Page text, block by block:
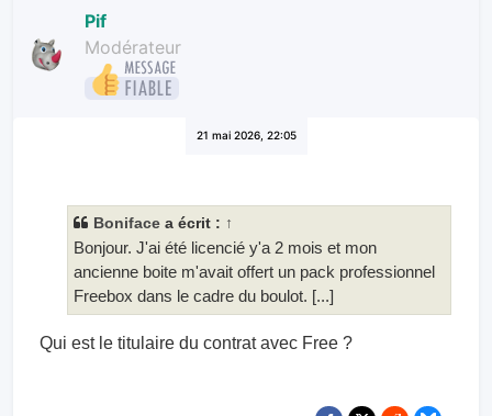
Pif
Modérateur
21 mai 2026, 22:05
Boniface a écrit : ↑
Bonjour. J'ai été licencié y'a 2 mois et mon
ancienne boite m'avait offert un pack professionnel
Freebox dans le cadre du boulot. [...]
Qui est le titulaire du contrat avec Free ?